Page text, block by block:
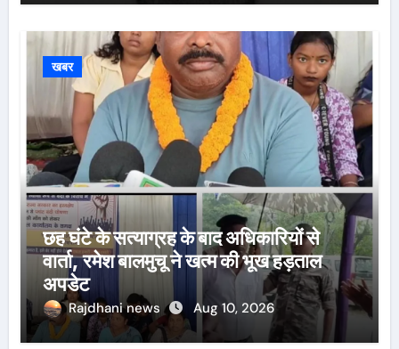
खबर
छह घंटे के सत्याग्रह के बाद अधिकारियों से
वार्ता, रमेश बालमुचू ने खत्म की भूख हड़ताल
अपडेट
Rajdhani news Aug 10, 2026